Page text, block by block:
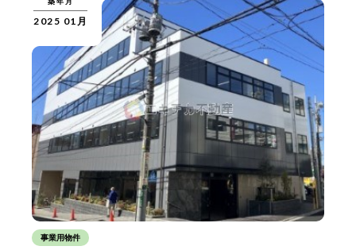
2025 01月
事業用物件